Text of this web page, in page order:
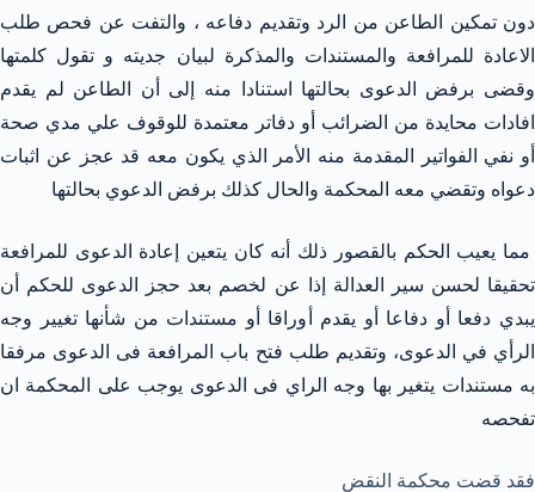
دون تمكين الطاعن من الرد وتقديم دفاعه ، والتفت عن فحص طلب
الاعادة للمرافعة والمستندات والمذكرة لبيان جديته و تقول كلمتها
وقضى برفض الدعوى بحالتها استنادا منه إلى أن الطاعن لم يقدم
افادات محايدة من الضرائب أو دفاتر معتمدة للوقوف علي مدي صحة
أو نفي الفواتير المقدمة منه الأمر الذي يكون معه قد عجز عن اثبات
دعواه وتقضي معه المحكمة والحال كذلك برفض الدعوي بحالتها
مما يعيب الحكم بالقصور ذلك أنه كان يتعين إعادة الدعوى للمرافعة
تحقيقا لحسن سير العدالة إذا عن لخصم بعد حجز الدعوى للحكم أن
يبدي دفعا أو دفاعا أو يقدم أوراقا أو مستندات من شأنها تغيير وجه
الرأي في الدعوى، وتقديم طلب فتح باب المرافعة فى الدعوى مرفقا
به مستندات يتغير بها وجه الراي فى الدعوى يوجب على المحكمة ان
تفحصه
فقد قضت محكمة النقض